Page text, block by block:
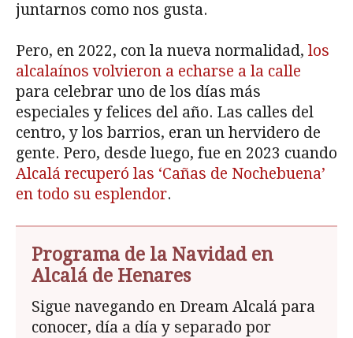
juntarnos como nos gusta.
Pero, en 2022, con la nueva normalidad, los
alcalaínos volvieron a echarse a la calle
para celebrar uno de los días más
especiales y felices del año. Las calles del
centro, y los barrios, eran un hervidero de
gente. Pero, desde luego, fue en 2023 cuando
Alcalá recuperó las ‘Cañas de Nochebuena’
en todo su esplendor.
Programa de la Navidad en
Alcalá de Henares
Sigue navegando en Dream Alcalá para
conocer, día a día y separado por